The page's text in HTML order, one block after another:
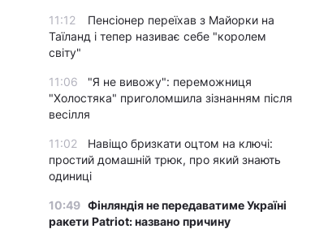
11:12
Пенсіонер переїхав з Майорки на
Таїланд і тепер називає себе "королем
світу"
11:06
"Я не вивожу": переможниця
"Холостяка" приголомшила зізнанням після
весілля
11:02
Навіщо бризкати оцтом на ключі:
простий домашній трюк, про який знають
одиниці
10:49 Фінляндія не передаватиме Україні
ракети Patriot: названо причину